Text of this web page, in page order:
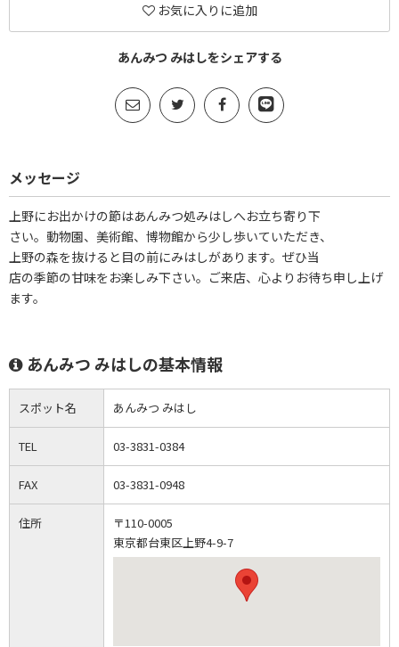
お気に入りに追加
あんみつ みはしをシェアする
メッセージ
上野にお出かけの節はあんみつ処みはしへお立ち寄り下
さい。動物園、美術館、博物館から少し歩いていただき、
上野の森を抜けると目の前にみはしがあります。ぜひ当
店の季節の甘味をお楽しみ下さい。ご来店、心よりお待ち申し上げ
ます。
あんみつ みはしの基本情報
スポット名 あんみつ みはし
TEL 03-3831-0384
FAX 03-3831-0948
住所
〒110-0005
東京都台東区上野4-9-7